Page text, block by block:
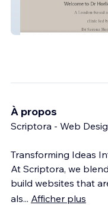
Dr Horlick Aesthetic
À propos
Scriptora - Web
Transforming Ideas
At Scriptora, we
build websites that
als... Afficher plus